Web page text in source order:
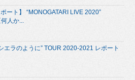
ポート】 “MONOGATARI LIVE 2020”
人か...
エラのように” TOUR 2020-2021 レポート